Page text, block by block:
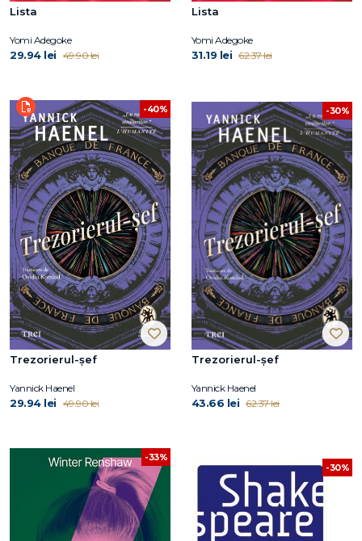
Lista
Yomi Adegoke
29.94 lei 49.90 lei
Lista
Yomi Adegoke
31.19 lei 62.37 lei
-40%
Trezorierul-șef
Yannick Haenel
29.94 lei 49.90 lei
-30%
Trezorierul-șef
Yannick Haenel
43.66 lei 62.37 lei
-33%
-30%